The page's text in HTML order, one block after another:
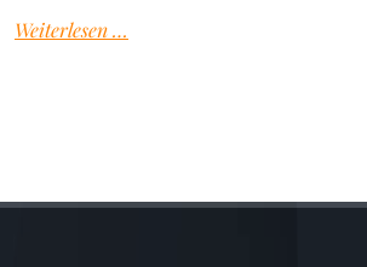
Weiterlesen …